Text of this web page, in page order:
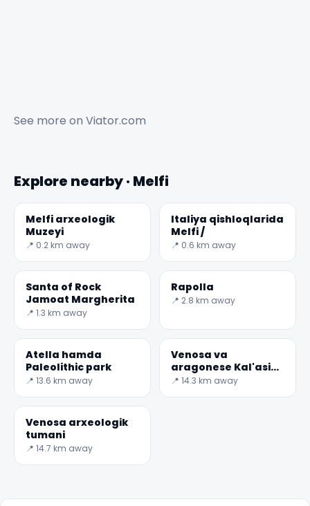
See more on Viator.com
Explore nearby · Melfi
Melfi arxeologik
Muzeyi
📍 0.2 km away
Italiya qishloqlarida
Melfi /
📍 0.6 km away
Santa of Rock
Jamoat Margherita
📍 1.3 km away
Rapolla
📍 2.8 km away
Atella hamda
Paleolithic park
📍 13.6 km away
Venosa va
aragonese Kal'asi
Muzeyi
📍 14.3 km away
Venosa arxeologik
tumani
📍 14.7 km away